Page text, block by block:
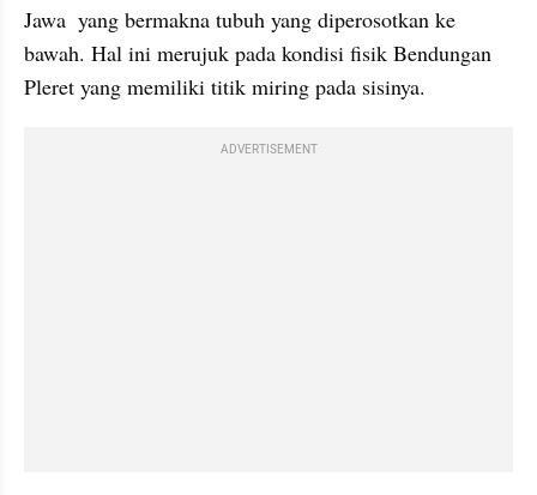
Jawa  yang bermakna tubuh yang diperosotkan ke
bawah. Hal ini merujuk pada kondisi fisik Bendungan
Pleret yang memiliki titik miring pada sisinya.
ADVERTISEMENT